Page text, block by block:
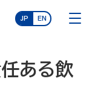
JP EN
任ある飲